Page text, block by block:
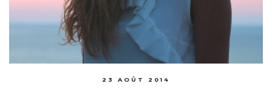
23 AOÛT 2014